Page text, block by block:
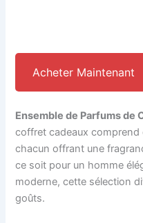
Acheter Maintenant
Ensemble de Parfums de
coffret cadeaux
chacun offrant une
ce soit pour un homme
moderne, cette sélection
goûts.